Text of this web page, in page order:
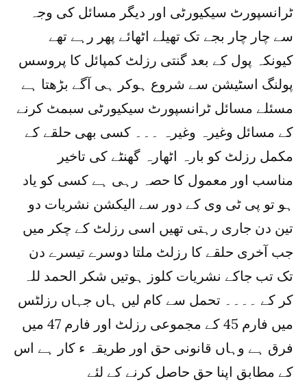
ٹرانسپورٹ سیکیورٹی اور دیگر مسائل کی وجہ
سے چار چار بجے تک تھیلے اٹھائے پھر رہے تھے
کیونکہ پول کے بعد گنتی رزلٹ کمپائل کا پروسس
پولنگ اسٹیشن سے شروع ہوکر ہی آگے بڑھتا ہے
مسئلے مسائل ٹرانسپورٹ سیکیورٹی سبمٹ کرنے
کے مسائل وغیرہ وغیرہ ۔۔۔ کسی بھی حلقے کے
مکمل رزلٹ کو بارہ اٹھارہ گھنٹے کی تاخیر
مناسب اور معمول کا حصہ رہی ہے کسی کو یاد
ہو تو پی ٹی وی کے دور سے الیکشن نشریات دو
تین دن جاری رہتی تھیں اسی رزلٹ کے چکر میں
جب آخری حلقے کا رزلٹ ملتا دوسرے تیسرے دن
تک تب جاکے نشریات کلوز ہوتیں شکر الحمد للہ
کر کے ۔۔۔۔ تحمل سے کام لیں ہاں جہاں رزلٹس
میں فارم 45 کے مجموعی رزلٹ اور فارم 47 میں
فرق ہے وہاں قانونی حق اور طریقہ ء کار ہے اس
کے مطابق اپنا حق حاصل کرنے کے لئے